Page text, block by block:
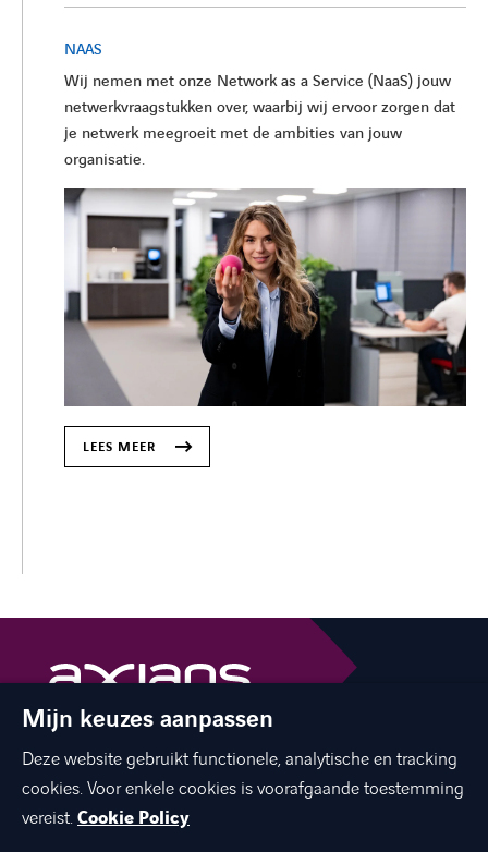
NAAS
Wij nemen met onze Network as a Service (NaaS) jouw
netwerkvraagstukken over, waarbij wij ervoor zorgen dat
je netwerk meegroeit met de ambities van jouw
organisatie.
LEES MEER
The best of ICT with a human touch
linkedinyoutubefacebook
twitterinstagram
Mijn keuzes aanpassen
Deze website gebruikt functionele, analytische en tracking
cookies. Voor enkele cookies is voorafgaande toestemming
vereist.Cookie Policy